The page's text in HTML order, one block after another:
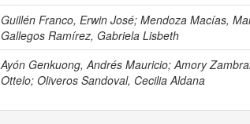
Guillén Franco, Erwin José; Mendoza Macías,
Gallegos Ramírez, Gabriela Lisbeth
Ayón Genkuong, Andrés Mauricio;Amory
Ottelo; Oliveros Sandoval, Cecilia Aldana